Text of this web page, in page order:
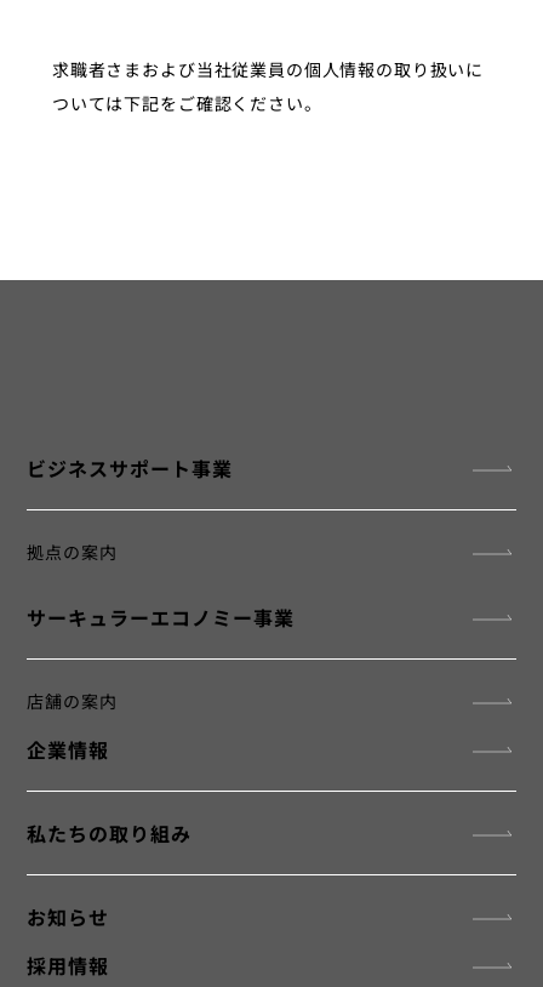
求職者さまおよび当社従業員の個人情報の取り扱いに
ついては下記をご確認ください。
​ビジネスサポート事業
拠点の案内
サーキュラーエコノミー事業
店舗の案内
企業情報
私たちの取り組み
お知らせ
採用情報